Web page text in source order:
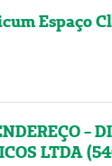
Espaço
-
LTDA